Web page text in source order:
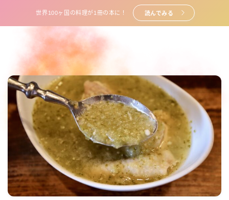
世界100ヶ国の料理が1冊の本に！ 読んでみる